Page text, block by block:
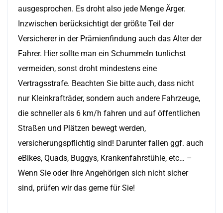
ausgesprochen. Es droht also jede Menge Ärger.
Inzwischen berücksichtigt der größte Teil der
Versicherer in der Prämienfindung auch das Alter der
Fahrer. Hier sollte man ein Schummeln tunlichst
vermeiden, sonst droht mindestens eine
Vertragsstrafe. Beachten Sie bitte auch, dass nicht
nur Kleinkrafträder, sondern auch andere Fahrzeuge,
die schneller als 6 km/h fahren und auf öffentlichen
Straßen und Plätzen bewegt werden,
versicherungspflichtig sind! Darunter fallen ggf. auch
eBikes, Quads, Buggys, Krankenfahrstühle, etc… –
Wenn Sie oder Ihre Angehörigen sich nicht sicher
sind, prüfen wir das gerne für Sie!